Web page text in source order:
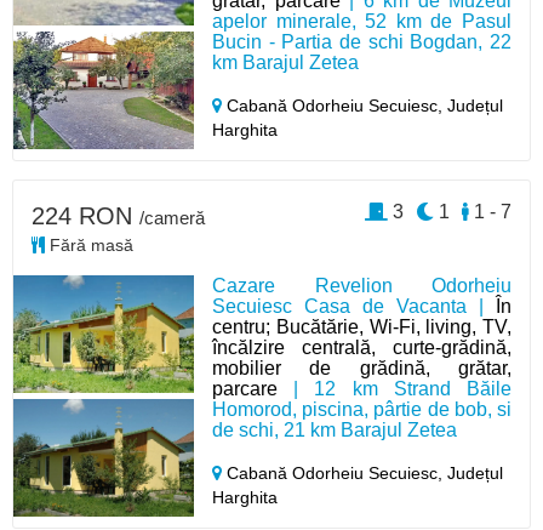
apelor minerale, 52 km de Pasul
Bucin - Partia de schi Bogdan, 22
km Barajul Zetea
Cabană Odorheiu Secuiesc,Județul
Harghita
Cazare Revelion Odorheiu
Secuiesc Casa de Vacanta |
În
centru; Bucătărie, Wi-Fi, living, TV,
încălzire centrală, curte-grădină,
mobilier de grădină, grătar,
parcare | 12 km Strand Băile
Homorod, piscina, pârtie de bob, si
de schi, 21 km Barajul Zetea
Cabană Odorheiu Secuiesc,Județul
Harghita
224 RON /cameră
Fără masă
1 - 7
1
3